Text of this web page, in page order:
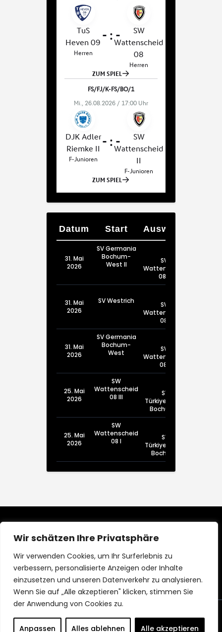
Wir schätzen Ihre Privatsphäre
Wir verwenden Cookies, um Ihr Surferlebnis zu
verbessern, personalisierte Anzeigen oder Inhalte
einzusetzen und unseren Datenverkehr zu analysieren.
Wenn Sie auf „Alle akzeptieren" klicken, stimmen Sie
der Anwendung von Cookies zu.
Anpassen Alles ablehnen Alle akzeptieren
Datum Start Auswärts
31. Mai
2026
SV Germania
Bochum-
West II
SW
Wattenscheid
08 III
31. Mai
2026
SV Westrich
SW
Wattenscheid
08 I
31. Mai
2026
SV Germania
Bochum-
West
SW
Wattenscheid
08 II
25. Mai
2026
SW
Wattenscheid
08 III
SV
Türkiyemspor
Bochum III
25. Mai
2026
SW
Wattenscheid
08 I
SV
Türkiyemspor
Bochum I
Copyright © SW Wattenscheid 08 e.V. |